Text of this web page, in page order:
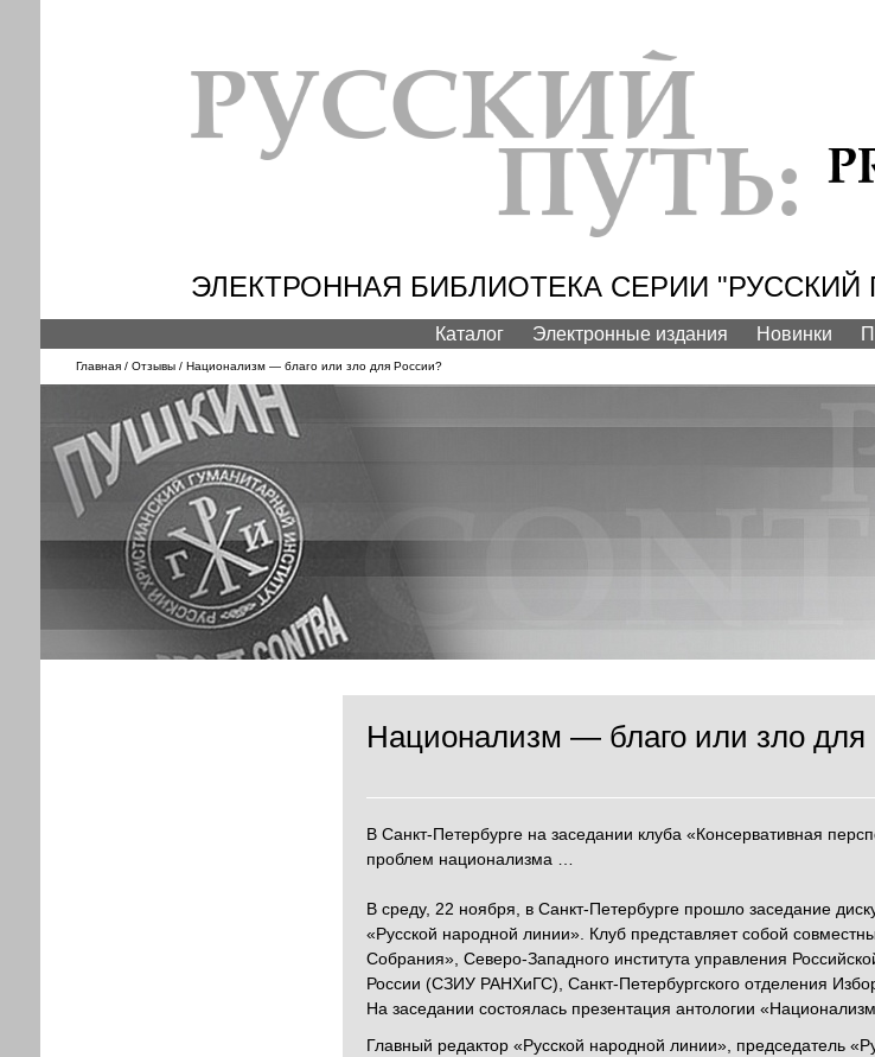
ЭЛЕКТРОННАЯ БИБЛИОТЕКА СЕРИИ "РУССКИЙ
Каталог Электронные издания Новинки
Главная/ Отзывы/ Национализм — благо или зло для России?
Национализм — благо или зло для
В Санкт-Петербурге на заседании клуба «Консервативная
проблем национализма …
В среду, 22 ноября, в Санкт-Петербурге прошло заседание
«Русской народной линии». Клуб представляет собой
Собрания», Северо-Западного института управления
России (СЗИУ РАНХиГС), Санкт-Петербургского отделения
На заседании состоялась презентация антологии
Главный редактор «Русской народной линии», председатель